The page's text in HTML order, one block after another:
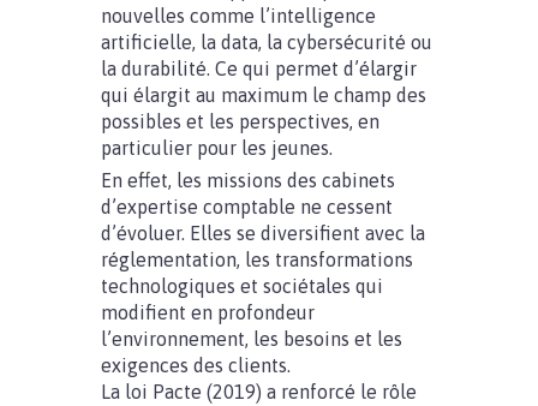
nouvelles comme l’intelligence
artificielle, la data, la cybersécurité ou
la durabilité. Ce qui permet d’élargir
qui élargit au maximum le champ des
possibles et les perspectives, en
particulier pour les jeunes.
En effet, les missions des cabinets
d’expertise comptable ne cessent
d’évoluer. Elles se diversifient avec la
réglementation, les transformations
technologiques et sociétales qui
modifient en profondeur
l’environnement, les besoins et les
exigences des clients.
La loi Pacte (2019) a renforcé le rôle